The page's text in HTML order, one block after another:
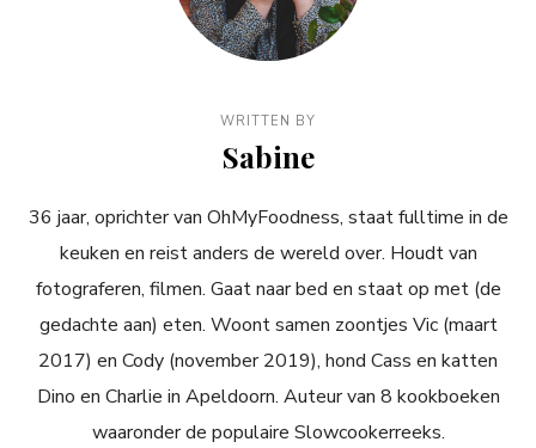
WRITTEN BY
Sabine
36 jaar, oprichter van OhMyFoodness, staat fulltime in de
keuken en reist anders de wereld over. Houdt van
fotograferen, filmen. Gaat naar bed en staat op met (de
gedachte aan) eten. Woont samen zoontjes Vic (maart
2017) en Cody (november 2019), hond Cass en katten
Dino en Charlie in Apeldoorn. Auteur van 8 kookboeken
waaronder de populaire Slowcookerreeks.